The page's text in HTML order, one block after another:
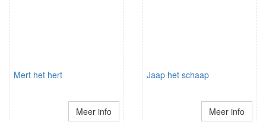
Mert het hert
Meer info
Jaap het schaap
Meer info